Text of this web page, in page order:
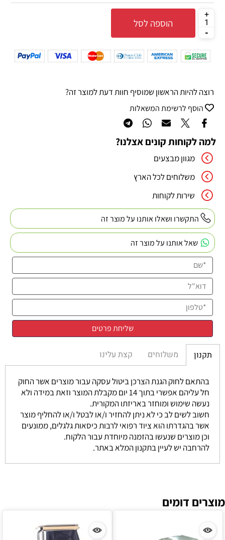
הוספה לסל
רוצה להיות הראשון שמוסיף חוות דעת למוצר זה?
הוסף לרשימת המשאלות
למה לקוחות קונים אצלנו?
מגוון מבצעים
משלוחים לכל הארץ
שירות לקוחות
התקשרו ושאלו אותנו על מוצר זה
שאל אותנו על מוצר זה
תקנון משלוחים קצת עלינו
בהתאם לחוק הגנת הצרכן ביטול עסקה עבור מוצרים אשר החוק
חל עליהם אפשרי בתוך 14 יום מקבלת המוצר וזאת במידה ולא
נעשה שימוש ומוחזר באריזתו המקורית.
חשוב לשים לב כי לא ניתן להחזיר ו/או לבטל ו/או להחליף מוצר
אשר בהגדרתו הוא ציוד רפואי לרבות כיסאות גלגלים, ממונעים
וכן מוצרים שנעשו בהזמנה מיוחדת עבור הלקוח.
להרחבה יש לעיין בתקנון המלא באתר.
מוצרים דומים